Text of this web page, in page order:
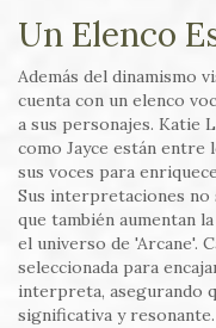
Un Elenco
Además del dinamismo
cuenta con un elenco
a sus personajes. Katie
como Jayce están entre
sus voces para
Sus interpretaciones no
que también aumentan
el universo de 'Arcane'.
seleccionada para
interpreta, asegurando
significativa y resonante.